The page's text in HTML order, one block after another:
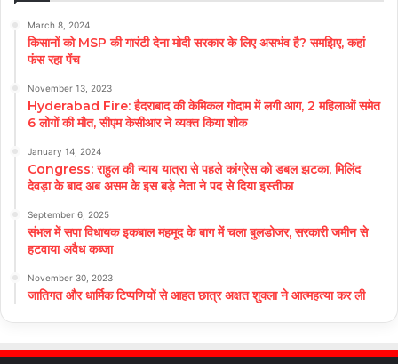
March 8, 2024
किसानों को MSP की गारंटी देना मोदी सरकार के लिए असभंव है? समझिए, कहां
फंस रहा पेंच
November 13, 2023
Hyderabad Fire: हैदराबाद की केमिकल गोदाम में लगी आग, 2 महिलाओं समेत
6 लोगों की मौत, सीएम केसीआर ने व्यक्त किया शोक
January 14, 2024
Congress: राहुल की न्याय यात्रा से पहले कांग्रेस को डबल झटका, मिलिंद
देवड़ा के बाद अब असम के इस बड़े नेता ने पद से दिया इस्तीफा
September 6, 2025
संभल में सपा विधायक इकबाल महमूद के बाग में चला बुलडोजर, सरकारी जमीन से
हटवाया अवैध कब्जा
November 30, 2023
जातिगत और धार्मिक टिप्पणियों से आहत छात्र अक्षत शुक्ला ने आत्महत्या कर ली